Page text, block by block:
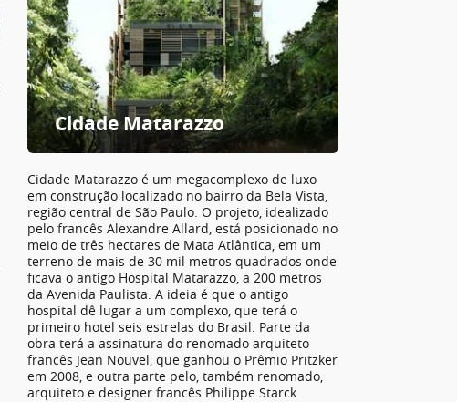
Cidade Matarazzo
Cidade Matarazzo é um megacomplexo de luxo
em construção localizado no bairro da Bela Vista,
região central de São Paulo. O projeto, idealizado
pelo francês Alexandre Allard, está posicionado no
meio de três hectares de Mata Atlântica, em um
terreno de mais de 30 mil metros quadrados onde
ficava o antigo Hospital Matarazzo, a 200 metros
da Avenida Paulista. A ideia é que o antigo
hospital dê lugar a um complexo, que terá o
primeiro hotel seis estrelas do Brasil. Parte da
obra terá a assinatura do renomado arquiteto
francês Jean Nouvel, que ganhou o Prêmio Pritzker
em 2008, e outra parte pelo, também renomado,
arquiteto e designer francês Philippe Starck.